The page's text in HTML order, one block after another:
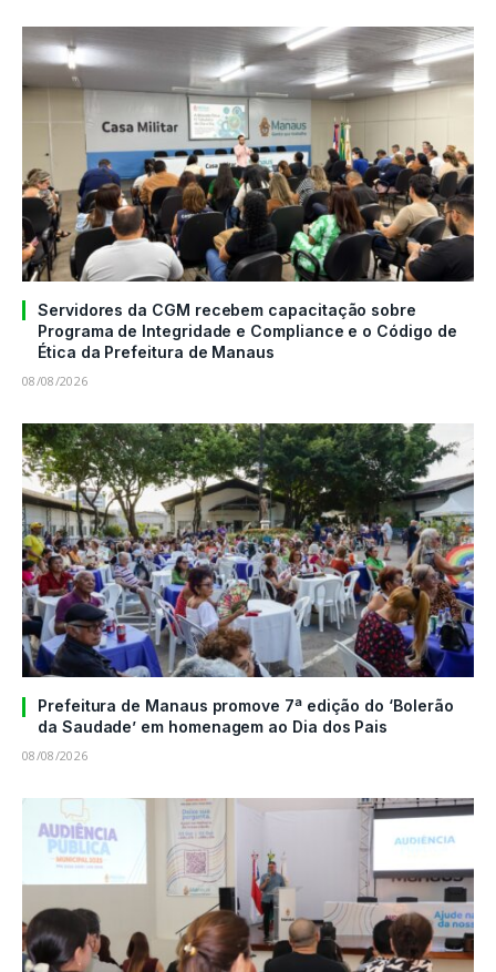
Servidores da CGM recebem capacitação sobre
Programa de Integridade e Compliance e o Código de
Ética da Prefeitura de Manaus
08/08/2026
Prefeitura de Manaus promove 7ª edição do ‘Bolerão
da Saudade’ em homenagem ao Dia dos Pais
08/08/2026